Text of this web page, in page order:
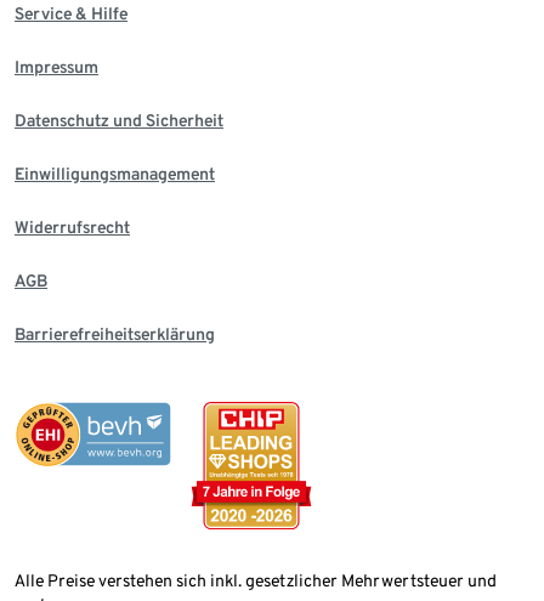
Service & Hilfe
Impressum
Datenschutz und Sicherheit
Einwilligungsmanagement
Widerrufsrecht
AGB
Barrierefreiheitserklärung
Alle Preise verstehen sich inkl. gesetzlicher Mehrwertsteuer und